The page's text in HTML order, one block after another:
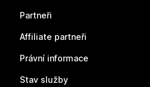
Partneři
Affiliate partneři
Právní informace
Stav služby